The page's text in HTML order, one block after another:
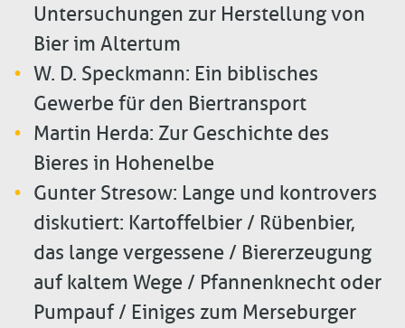
Untersuchungen zur Herstellung von
Bier im Altertum
W. D. Speckmann: Ein biblisches
Gewerbe für den Biertransport
Martin Herda: Zur Geschichte des
Bieres in Hohenelbe
Gunter Stresow: Lange und kontrovers
diskutiert: Kartoffelbier / Rübenbier,
das lange vergessene / Biererzeugung
auf kaltem Wege / Pfannenknecht oder
Pumpauf / Einiges zum Merseburger